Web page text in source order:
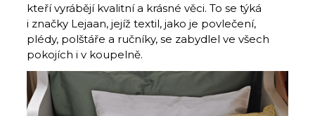
kteří vyrábějí kvalitní a krásné věci. To se týká
i značky Lejaan, jejíž textil, jako je povlečení,
plédy, polštáře a ručníky, se zabydlel ve všech
pokojích i v koupelně.